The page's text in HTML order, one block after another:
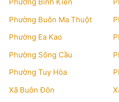
Phường Buôn Ma Thuột
Phường Ea Kao
Phường Sông Cầu
Phường Tuy Hòa
Xã Buôn Đôn